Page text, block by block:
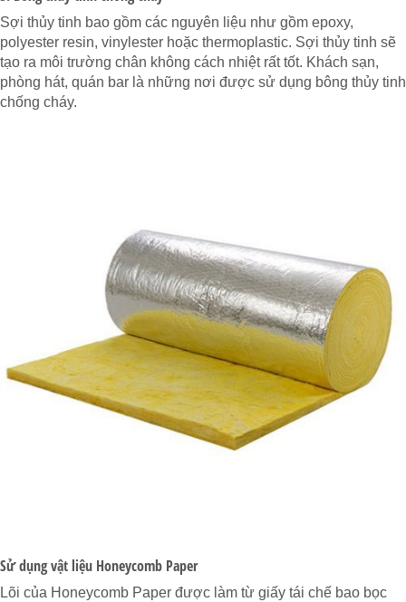
Sợi thủy tinh bao gồm các nguyên liệu như gồm epoxy,
polyester resin, vinylester hoặc thermoplastic. Sợi thủy tinh sẽ
tạo ra môi trường chân không cách nhiệt rất tốt. Khách sạn,
phòng hát, quán bar là những nơi được sử dụng bông thủy tinh
chống cháy.
Sử dụng vật liệu Honeycomb Paper
Lõi của Honeycomb Paper được làm từ giấy tái chế bao bọc